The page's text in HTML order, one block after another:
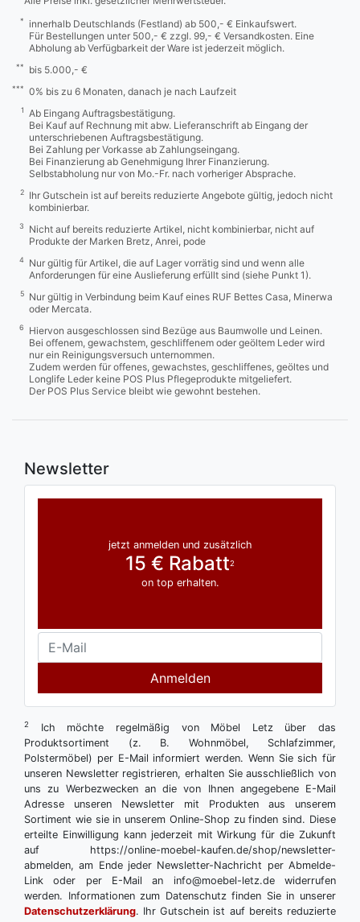
*
innerhalb Deutschlands (Festland) ab 500,- € Einkaufswert.
Für Bestellungen unter 500,- € zzgl. 99,- € Versandkosten. Eine
Abholung ab Verfügbarkeit der Ware ist jederzeit möglich.
** bis 5.000,- €
*** 0% bis zu 6 Monaten, danach je nach Laufzeit
1
Ab Eingang Auftragsbestätigung.
Bei Kauf auf Rechnung mit abw. Lieferanschrift ab Eingang der
unterschriebenen Auftragsbestätigung.
Bei Zahlung per Vorkasse ab Zahlungseingang.
Bei Finanzierung ab Genehmigung Ihrer Finanzierung.
Selbstabholung nur von Mo.-Fr. nach vorheriger Absprache.
2
Ihr Gutschein ist auf bereits reduzierte Angebote gültig, jedoch nicht
kombinierbar.
3
Nicht auf bereits reduzierte Artikel, nicht kombinierbar, nicht auf
Produkte der Marken Bretz, Anrei, pode
4
Nur gültig für Artikel, die auf Lager vorrätig sind und wenn alle
Anforderungen für eine Auslieferung erfüllt sind (siehe Punkt 1).
5
Nur gültig in Verbindung beim Kauf eines RUF Bettes Casa, Minerwa
oder Mercata.
6
Hiervon ausgeschlossen sind Bezüge aus Baumwolle und Leinen.
Bei offenem, gewachstem, geschliffenem oder geöltem Leder wird
nur ein Reinigungsversuch unternommen.
Zudem werden für offenes, gewachstes, geschliffenes, geöltes und
Longlife Leder keine POS Plus Pflegeprodukte mitgeliefert.
Der POS Plus Service bleibt wie gewohnt bestehen.
Newsletter
jetzt anmelden und zusätzlich
15 € Rabatt2
on top erhalten.
Anmelden
2
Ich möchte regelmäßig von Möbel Letz über das
Produktsortiment (z. B. Wohnmöbel, Schlafzimmer,
Polstermöbel) per E-Mail informiert werden. Wenn Sie sich für
unseren Newsletter registrieren, erhalten Sie ausschließlich von
uns zu Werbezwecken an die von Ihnen angegebene E-Mail
Adresse unseren Newsletter mit Produkten aus unserem
Sortiment wie sie in unserem Online-Shop zu finden sind. Diese
erteilte Einwilligung kann jederzeit mit Wirkung für die Zukunft
auf https://online-moebel-kaufen.de/shop/newsletter-
abmelden, am Ende jeder Newsletter-Nachricht per Abmelde-
Link oder per E-Mail an info@moebel-letz.de widerrufen
werden. Informationen zum Datenschutz finden Sie in unserer
Datenschutzerklärung. Ihr Gutschein ist auf bereits reduzierte